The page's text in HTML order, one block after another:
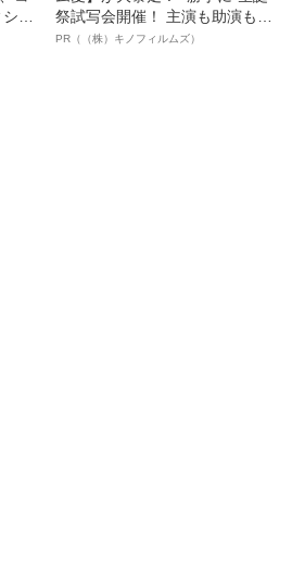
ャ
た
祭試写会開催！ 主演も助演も全
部ステイサム！「ステサミー
PR（（株）キノフィルムズ）